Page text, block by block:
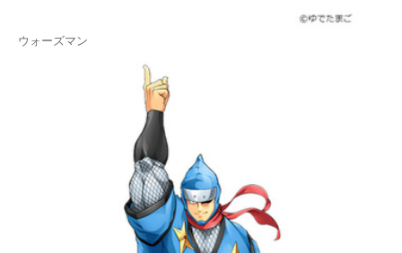
ウォーズマン